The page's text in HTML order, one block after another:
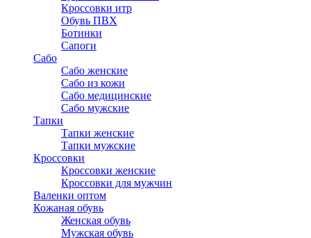
Кроссовки итр
Обувь ПВХ
Ботинки
Сапоги
Сабо
Сабо женские
Сабо из кожи
Сабо медицинские
Сабо мужские
Тапки
Тапки женские
Тапки мужские
Кроссовки
Кроссовки женские
Кроссовки для мужчин
Валенки оптом
Кожаная обувь
Женская обувь
Мужская обувь